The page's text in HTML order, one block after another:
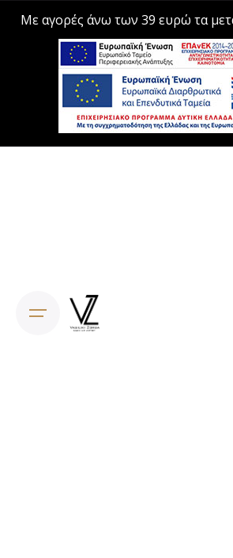
Με αγορές άνω των 39 ευρώ τα